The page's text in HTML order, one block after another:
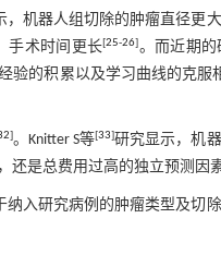
机器人组切除的肿瘤直径更
手术时间更长[25-26]。而近期
验的积累以及学习曲线的克服
]。Knitter S等[33]研究显示，机
是总费用过高的独立预测因素
入研究病例的肿瘤类型及切